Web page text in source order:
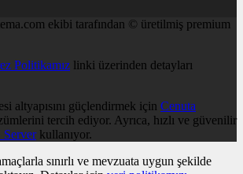
ekibi tarafından © üretilmiş premium
Politikamız linki üzerinden detayları
altyapısını güçlendirmek için Cenuta
tercih ediyor. Ayrıca, hızlı ve güvenilir
Serverkullanıyor.
sınırlı ve mevzuata uygun şekilde